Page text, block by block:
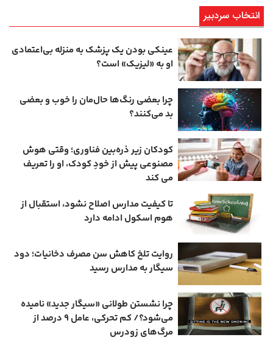
انتخاب سردبیر
عینکی‌ بودن یک پزشک به منزله بی‌اعتمادی
او به «لیزیک» است؟
چرا بعضی رنگ‌ها حال‌مان را خوب و بعضی
بد می‌کنند؟
کودکان زیر ذره‌بین فناوری؛ وقتی هوش
مصنوعی پیش از خودِ کودک، او را تعریف
می ‌کند
تا کیفیت مدارس اصلاح نشود، استقبال از
هوم ‌اسکول ادامه دارد
روایت تلخ کاهش سن مصرف دخانیات؛ دود
سیگار به مدارس رسید
چرا نشستن طولانی «سیگار جدید» نامیده
می‌شود؟/ کم‌ تحرکی، عامل ۹ درصد از
مرگ‌های زودرس